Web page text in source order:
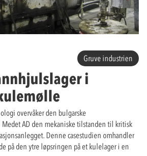
Gruve industrien
i
overvåker den bulgarske
Medet AD den mekaniske tilstanden til kritisk
Denne casestudien omhandler
på den ytre løpsringen på et kulelager i en